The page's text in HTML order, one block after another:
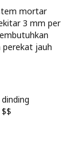
mortar
3 mm per
perekat jauh